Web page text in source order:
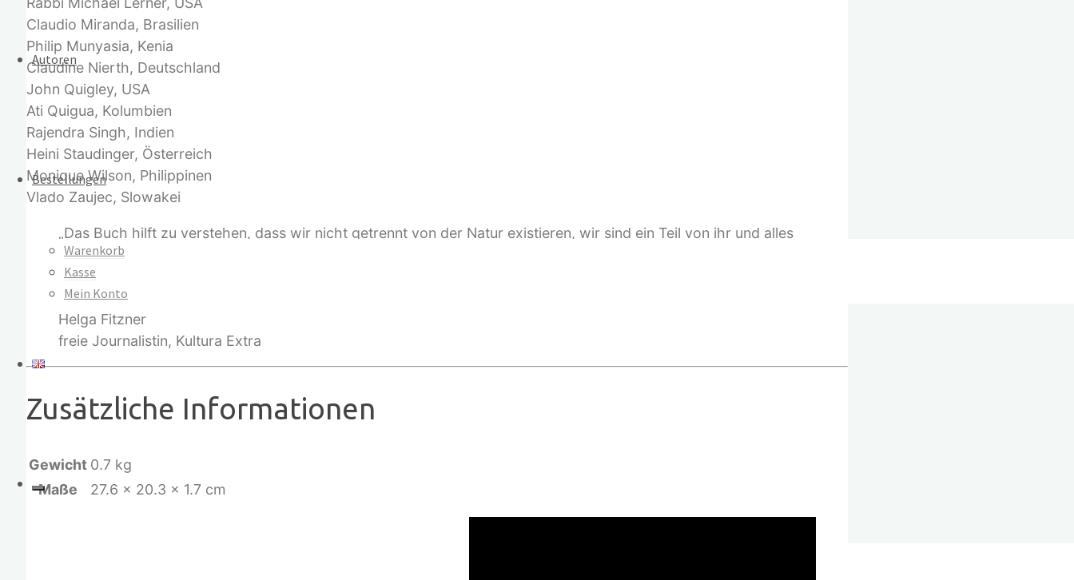
Autoren
Bestellungen
Warenkorb
Kasse
Mein Konto
Claudio Miranda, Brasilien
Philip Munyasia, Kenia
Claudine Nierth, Deutschland
John Quigley, USA
Ati Quigua, Kolumbien
Rajendra Singh, Indien
Heini Staudinger, Österreich
Monique Wilson, Philippinen
Vlado Zaujec, Slowakei
„Das Buch hilft zu verstehen, dass wir nicht getrennt von der Natur existieren, wir sind ein Teil von ihr und alles
steht miteinander in Verbindung. Es ist die große Aufgabe unserer Zeit, uns selbst und die Erde in einen
symbiotischen Urzustand zurückzuführen. Das schulden wir dem Planeten, den zukünftigen Generationen und
letztendlich auch uns selbst.“
Helga Fitzner
freie Journalistin, Kultura Extra
Zusätzliche Informationen
Gewicht 0.7 kg
Maße
27.6 × 20.3 × 1.7 cm